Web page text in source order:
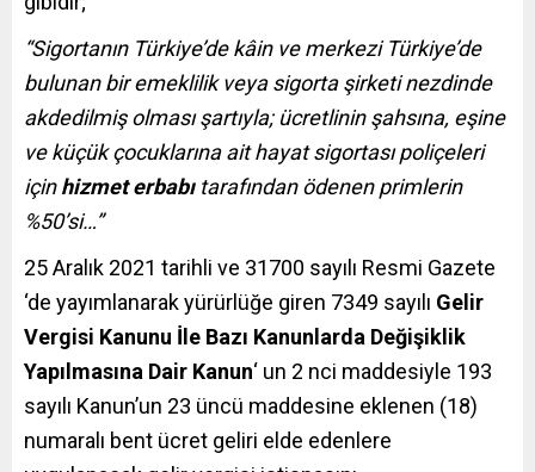
“Sigortanın Türkiye’de kâin ve merkezi Türkiye’de
bulunan bir emeklilik veya sigorta şirketi nezdinde
akdedilmiş olması şartıyla; ücretlinin şahsına, eşine
ve küçük çocuklarına ait hayat sigortası poliçeleri
içinhizmet erbabıtarafından ödenen primlerin
%50’si…”
25 Aralık 2021 tarihli ve 31700 sayılı Resmi Gazete
‘de yayımlanarak yürürlüğe giren 7349 sayılı Gelir
Vergisi Kanunu İle Bazı Kanunlarda Değişiklik
Yapılmasına Dair Kanun‘ un 2 nci maddesiyle 193
sayılı Kanun’un 23 üncü maddesine eklenen (18)
numaralı bent ücret geliri elde edenlere